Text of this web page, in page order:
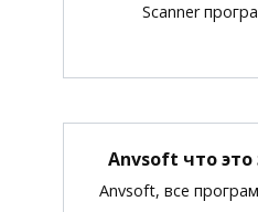
Scanner
Anvsoft что
Anvsoft, все